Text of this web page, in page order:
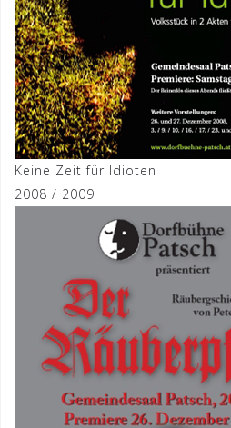
Keine Zeit für Idioten
2008 / 2009